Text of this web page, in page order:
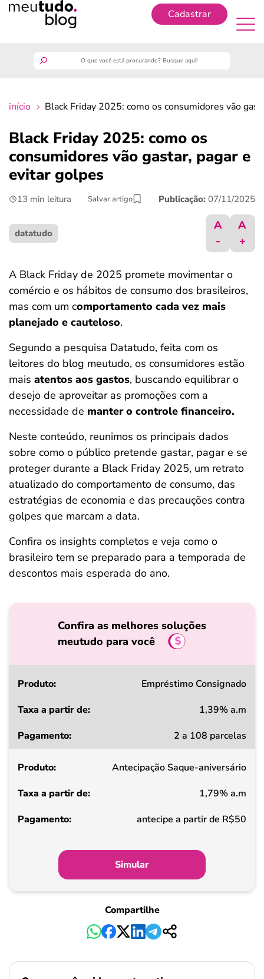
Cadastrar
finanças
benefícios
últimas notícias
ferramentas
início Black Friday 2025: como os consumidores vão
Black Friday 2025: como os
consumidores vão gastar, pagar e
evitar golpes
13 min leitura Salvar artigo Publicação: 07/11/2025
datatudo
A
-
A
+
A Black Friday de 2025 promete movimentar o
comércio e os hábitos de consumo dos brasileiros,
mas com um comportamento cada vez mais
planejado e cauteloso.
Segundo a pesquisa Datatudo, feita com os
leitores do blog meutudo, os consumidores estão
mais atentos aos gastos, buscando equilibrar o
desejo de aproveitar as promoções com a
necessidade de manter o controle financeiro.
Neste conteúdo, reunimos os principais dados
sobre como o público pretende gastar, pagar e se
proteger durante a Black Friday 2025, um retrato
atualizado do comportamento de consumo, das
estratégias de economia e das precauções contra
golpes que marcam a data.
Confira os insights completos e veja como o
brasileiro tem se preparado para a temporada de
descontos mais esperada do ano.
Confira as melhores soluções
meutudo para você
Produto
a
de
Pagamento
Empréstimo Consignado
1,39% a.m
2 a 108 parcelas
Antecipação Saque-aniversário
1,79% a.m
antecipe a partir de R$50
Simular
Compartilhe